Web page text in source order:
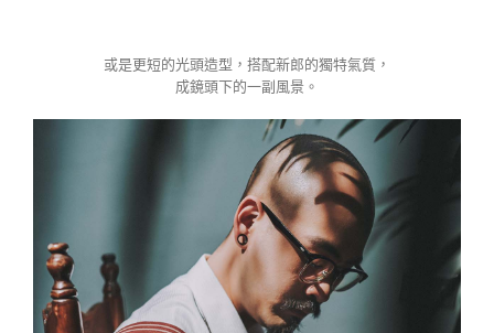
或是更短的光頭造型，搭配新郎的獨特氣質，
成鏡頭下的一副風景。